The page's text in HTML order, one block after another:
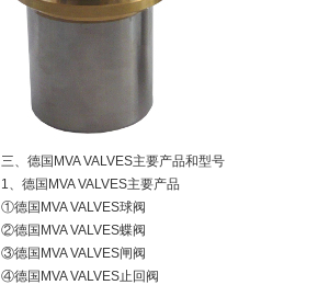
三、德国MVA VALVES主要产品和型号
1、德国MVA VALVES主要产品
①德国MVA VALVES球阀
②德国MVA VALVES蝶阀
③德国MVA VALVES闸阀
④德国MVA VALVES止回阀